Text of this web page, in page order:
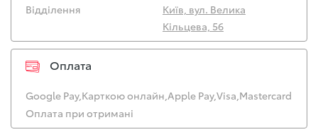
Відділення
Київ, вул. Велика
Кільцева, 56
Оплата
Google Pay,Карткою онлайн,Apple Pay,Visa,Mastercard
Оплата при отримані